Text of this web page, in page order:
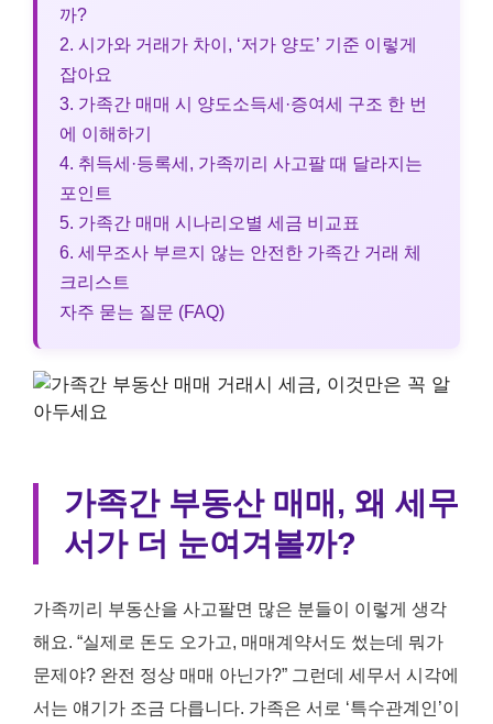
까?
2. 시가와 거래가 차이, ‘저가 양도’ 기준 이렇게
잡아요
3. 가족간 매매 시 양도소득세·증여세 구조 한 번
에 이해하기
4. 취득세·등록세, 가족끼리 사고팔 때 달라지는
포인트
5. 가족간 매매 시나리오별 세금 비교표
6. 세무조사 부르지 않는 안전한 가족간 거래 체
크리스트
자주 묻는 질문 (FAQ)
가족간 부동산 매매, 왜 세무
서가 더 눈여겨볼까?
가족끼리 부동산을 사고팔면 많은 분들이 이렇게 생각
해요. “실제로 돈도 오가고, 매매계약서도 썼는데 뭐가
문제야? 완전 정상 매매 아닌가?” 그런데 세무서 시각에
서는 얘기가 조금 다릅니다. 가족은 서로 ‘특수관계인’이